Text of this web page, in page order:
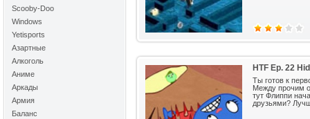
HTF Ep. 22
Ты готов к
Между прочим
тут Флиппи
друзьями?
Scooby-Doo
Windows
Yetisports
Азартные
Алкоголь
Аниме
Аркады
Армия
Баланс